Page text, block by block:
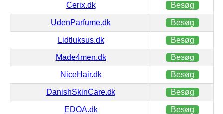
Cerix.dk Besøg
UdenParfume.dk Besøg
Lidtluksus.dk Besøg
Made4men.dk Besøg
NiceHair.dk Besøg
DanishSkinCare.dk Besøg
EDOA.dk Besøg